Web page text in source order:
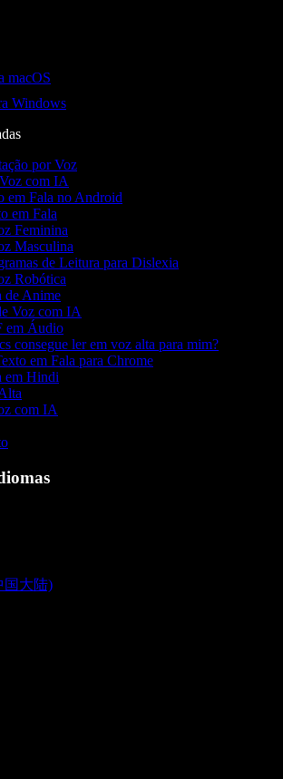
macOS
Windows
por Voz
com IA
em Fala no Android
em Fala
Feminina
Masculina
de Leitura para Dislexia
Robótica
de Anime
Voz com IA
em Áudio
consegue ler em voz alta para mim?
em Fala para Chrome
em Hindi
com IA
国大陆)